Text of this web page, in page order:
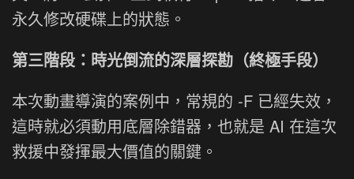
永久修改硬碟上的狀態。
第三階段：時光倒流的深層探勘（終極手段）
本次動畫導演的案例中，常規的 -F 已經失效，
這時就必須動用底層除錯器，也就是 AI 在這次
救援中發揮最大價值的關鍵。